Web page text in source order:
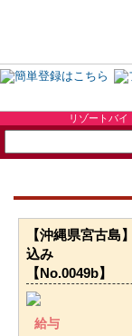
リゾートバ
【沖縄県宮古島
込み
【No.0049b】
給与